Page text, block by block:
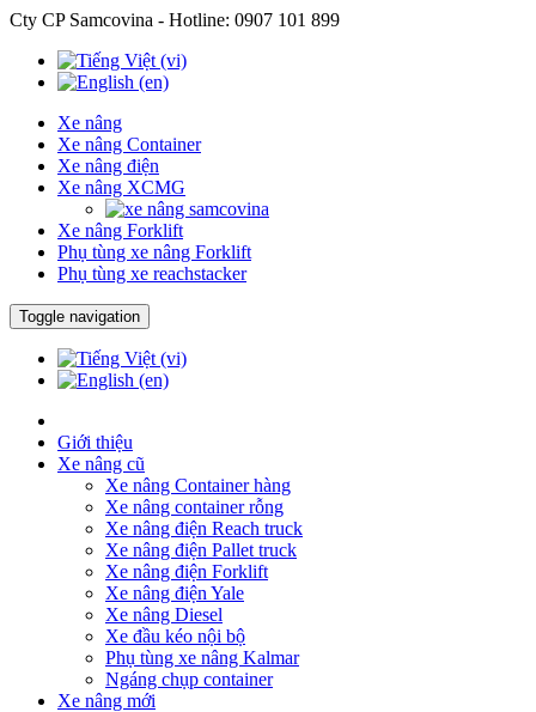
Cty CP Samcovina - Hotline: 0907 101 899
Xe nâng
Xe nâng Container
Xe nâng điện
Xe nâng XCMG
Xe nâng Forklift
Phụ tùng xe nâng Forklift
Phụ tùng xe reachstacker
Toggle navigation
Giới thiệu
Xe nâng cũ
Xe nâng Container hàng
Xe nâng container rỗng
Xe nâng điện Reach truck
Xe nâng điện Pallet truck
Xe nâng điện Forklift
Xe nâng điện Yale
Xe nâng Diesel
Xe đầu kéo nội bộ
Phụ tùng xe nâng Kalmar
Ngáng chụp container
Xe nâng mới